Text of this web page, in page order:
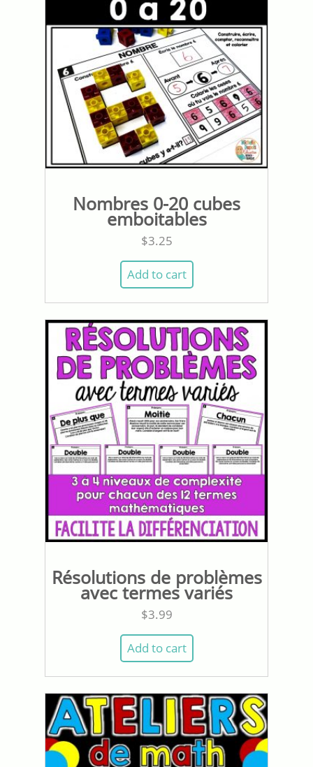
Nombres 0-20 cubes
emboitables
$3.25
Add to cart
Résolutions de problèmes
avec termes variés
$3.99
Add to cart